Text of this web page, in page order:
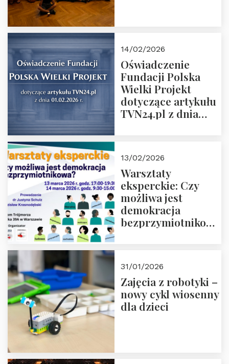
14/02/2026
Oświadczenie
Fundacji Polska
Wielki Projekt
dotyczące artykułu
TVN24.pl z dnia
13/02/2026
Warsztaty
eksperckie: Czy
możliwa jest
demokracja
bezprzymiotnikowa?
31/01/2026
Zajęcia z robotyki –
nowy cykl wiosenny
dla dzieci